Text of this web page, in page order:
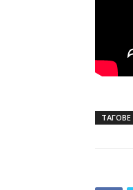
ТАГОВЕ